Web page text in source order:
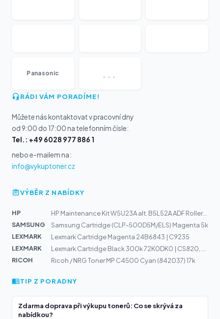
Panasonic ...
RÁDI VÁM PORADÍME!
Můžete nás kontaktovat v pracovní dny
od 9:00 do 17:00 na telefonním čísle:
Tel.: +49 6028 977 886 1
nebo e-mailem na:
info@vykuptoner.cz
VÝBĚR Z NABÍDKY
HP
SAMSUNG
Samsung Cartridge (CLP-500D5M/ELS) Magenta 5k
LEXMARK
Lexmark Cartridge Magenta 24B6843 | C9235
LEXMARK
RICOH
Ricoh / NRG Toner MP C4500 Cyan (842037) 17k
TIP Z PORADNY
Zdarma doprava při výkupu tonerů: Co se skrývá za
nabídkou?